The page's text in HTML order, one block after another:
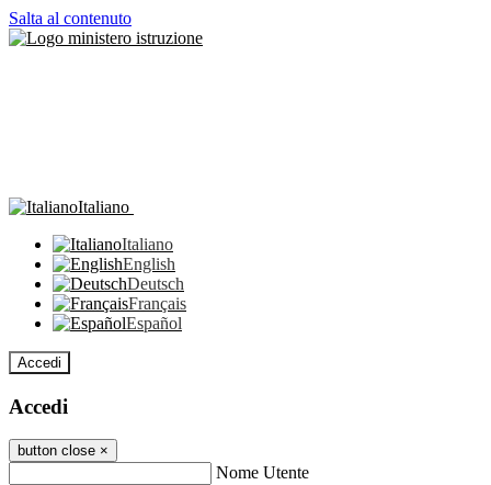
Salta al contenuto
Italiano
Italiano
English
Deutsch
Français
Español
Accedi
Accedi
button close ×
Nome Utente